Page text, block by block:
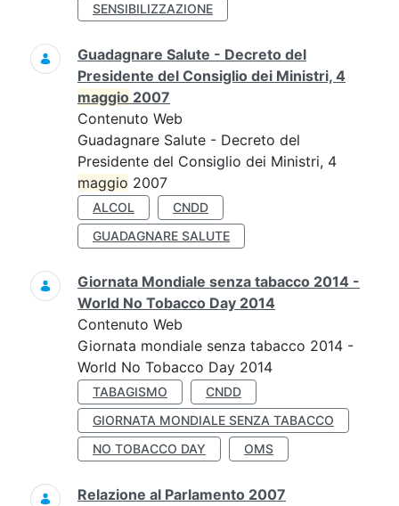
SENSIBILIZZAZIONE
Guadagnare Salute - Decreto del
Presidente del Consiglio dei Ministri, 4
maggio 2007
Contenuto Web
Guadagnare Salute - Decreto del
Presidente del Consiglio dei Ministri, 4
maggio 2007
ALCOL
CNDD
GUADAGNARE SALUTE
Giornata Mondiale senza tabacco 2014 -
World No Tobacco Day 2014
Contenuto Web
Giornata mondiale senza tabacco 2014 -
World No Tobacco Day 2014
TABAGISMO
CNDD
GIORNATA MONDIALE SENZA TABACCO
NO TOBACCO DAY
OMS
Relazione al Parlamento 2007